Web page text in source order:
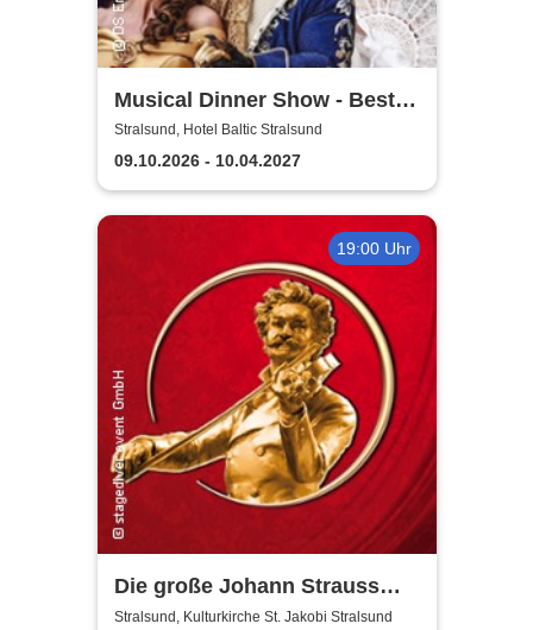
Musical Dinner Show - Best
of Musicals
Stralsund, Hotel Baltic Stralsund
09.10.2026 - 10.04.2027
19:00 Uhr
Die große Johann Strauss
Revue
Stralsund, Kulturkirche St. Jakobi Stralsund